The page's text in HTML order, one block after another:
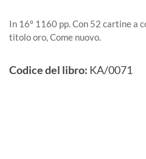
In 16º 1160 pp. Con 52 cartine a
titolo oro, Come nuovo.
Codice del libro: KA/0071